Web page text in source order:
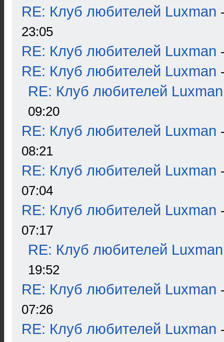
RE: Клуб любителей Luxman
23:05
RE: Клуб любителей Luxman
RE: Клуб любителей Luxman
RE: Клуб любителей Luxman
09:20
RE: Клуб любителей Luxman
08:21
RE: Клуб любителей Luxman
07:04
RE: Клуб любителей Luxman
07:17
RE: Клуб любителей Luxman
19:52
RE: Клуб любителей Luxman
07:26
RE: Клуб любителей Luxman